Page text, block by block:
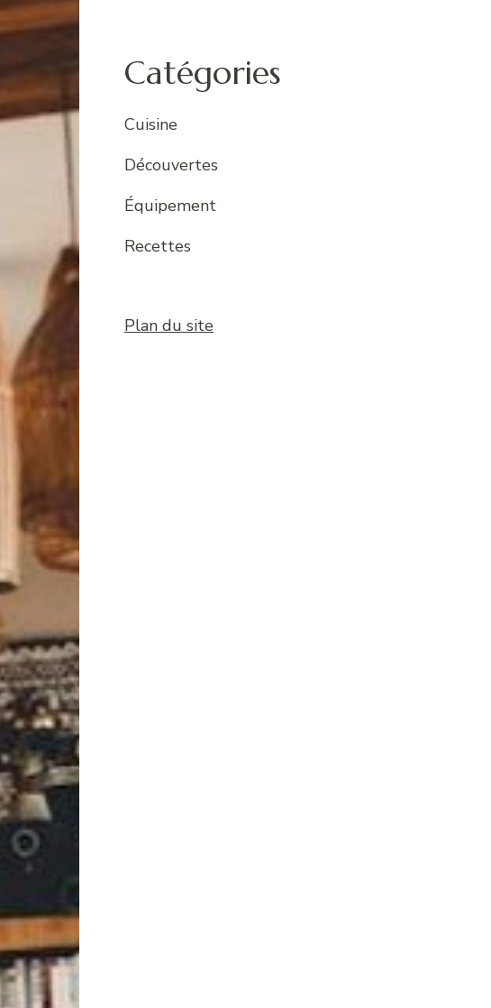
Catégories
Cuisine
Découvertes
Équipement
Recettes
Plan du site